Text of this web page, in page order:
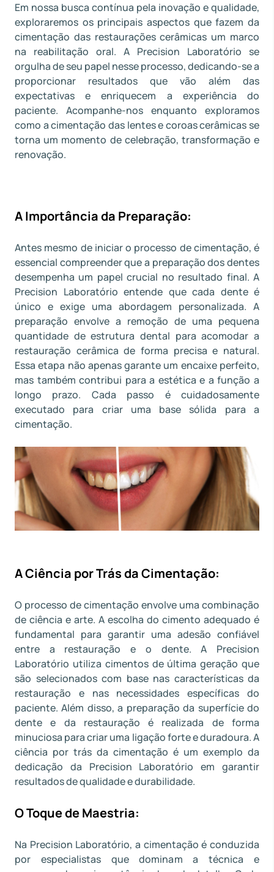
Em nossa busca contínua pela inovação e qualidade,
exploraremos os principais aspectos que fazem da
cimentação das restaurações cerâmicas um marco
na reabilitação oral. A Precision Laboratório se
orgulha de seu papel nesse processo, dedicando-se a
proporcionar resultados que vão além das
expectativas e enriquecem a experiência do
paciente. Acompanhe-nos enquanto exploramos
como a cimentação das lentes e coroas cerâmicas se
torna um momento de celebração, transformação e
renovação.
A Importância da Preparação:
Antes mesmo de iniciar o processo de cimentação, é
essencial compreender que a preparação dos dentes
desempenha um papel crucial no resultado final. A
Precision Laboratório entende que cada dente é
único e exige uma abordagem personalizada. A
preparação envolve a remoção de uma pequena
quantidade de estrutura dental para acomodar a
restauração cerâmica de forma precisa e natural.
Essa etapa não apenas garante um encaixe perfeito,
mas também contribui para a estética e a função a
longo prazo. Cada passo é cuidadosamente
executado para criar uma base sólida para a
cimentação.
A Ciência por Trás da Cimentação:
O processo de cimentação envolve uma combinação
de ciência e arte. A escolha do cimento adequado é
fundamental para garantir uma adesão confiável
entre a restauração e o dente. A Precision
Laboratório utiliza cimentos de última geração que
são selecionados com base nas características da
restauração e nas necessidades específicas do
paciente. Além disso, a preparação da superfície do
dente e da restauração é realizada de forma
minuciosa para criar uma ligação forte e duradoura. A
ciência por trás da cimentação é um exemplo da
dedicação da Precision Laboratório em garantir
resultados de qualidade e durabilidade.
O Toque de Maestria:
Na Precision Laboratório, a cimentação é conduzida
por especialistas que dominam a técnica e